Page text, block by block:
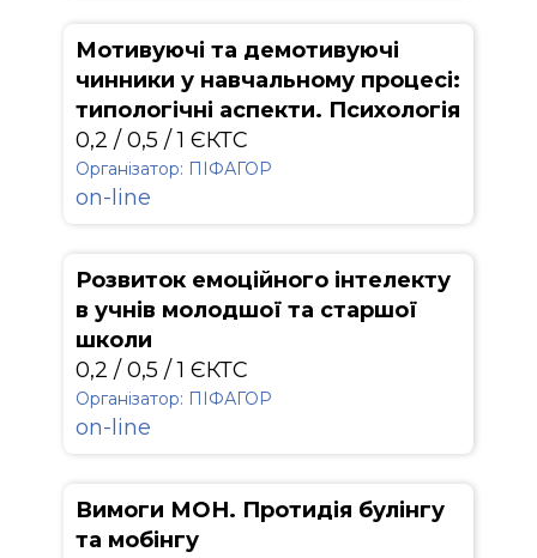
Мотивуючі та демотивуючі
чинники у навчальному процесі:
типологічні аспекти. Психологія
0,2 / 0,5 / 1 ЄКТС
Організатор: ПІФАГОР
on-line
Розвиток емоційного інтелекту
в учнів молодшої та старшої
школи
0,2 / 0,5 / 1 ЄКТС
Організатор: ПІФАГОР
on-line
Вимоги МОН. Протидія булінгу
та мобінгу